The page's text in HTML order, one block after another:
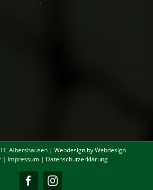
Albershausen | Webdesign byWebdesign
| Impressum| Datenschutzerklärung
FacebookInstagram